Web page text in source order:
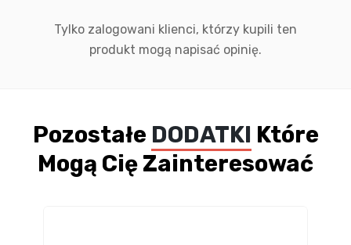
Tylko zalogowani klienci, którzy kupili ten
produkt mogą napisać opinię.
Pozostałe DODATKI Które
Mogą Cię Zainteresować